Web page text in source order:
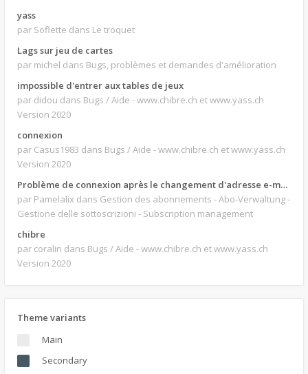
yass
par Soflette dans Le troquet
Lags sur jeu de cartes
par michel dans Bugs, problèmes et demandes d'amélioration
impossible d'entrer aux tables de jeux
par didou dans Bugs / Aide - www.chibre.ch et www.yass.ch
Version 2020
connexion
par Casus1983 dans Bugs / Aide - www.chibre.ch et www.yass.ch
Version 2020
Problème de connexion après le changement d'adresse e-mail.
par Pamelalix dans Gestion des abonnements - Abo-Verwaltung -
Gestione delle sottoscrizioni - Subscription management
chibre
par coralin dans Bugs / Aide - www.chibre.ch et www.yass.ch
Version 2020
Theme variants
Main
Secondary